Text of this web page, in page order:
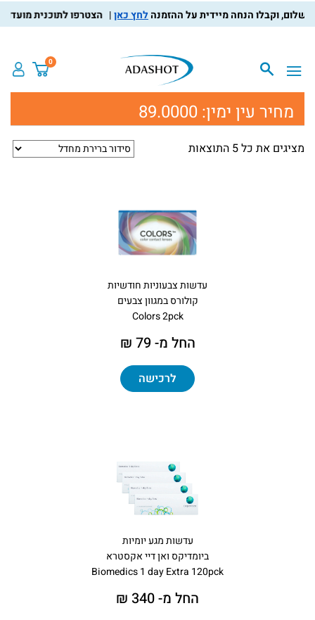
לחץ כאן הצטרפו לתוכנית מועדון
0
מחיר עין ימין: 89.0000
מציגים את כל ⁦5⁩ התוצאות
עדשות צבעוניות חודשיות
קולורס במגוון צבעים
Colors 2pck
החל מ- 79 ₪
לרכישה
עדשות מגע יומיות
ביומדיקס ואן דיי אקסטרא
Biomedics 1 day Extra 120pck
החל מ- 340 ₪